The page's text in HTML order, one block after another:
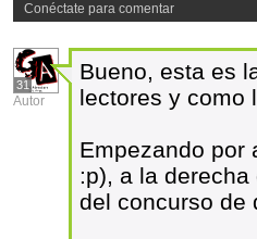
Conéctate para comentar
31
Autor
Bueno, esta es
lectores y como
Empezando por
:p), a la
del concurso de